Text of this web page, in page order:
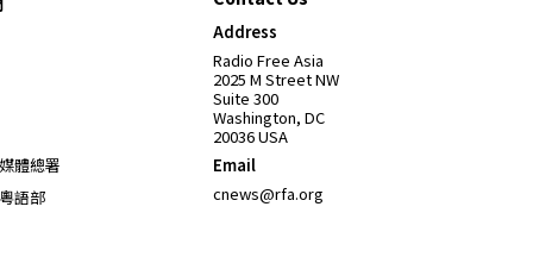
體總署 Opens in new window
語部Opens in new window
in new window
Address
Radio Free Asia
2025 M Street NW
Suite 300
Washington, DC
20036 USA
Email
cnews@rfa.org